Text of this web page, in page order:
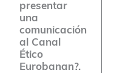
presentar
una
comunicación
al Canal
Ético
Eurobanan?.